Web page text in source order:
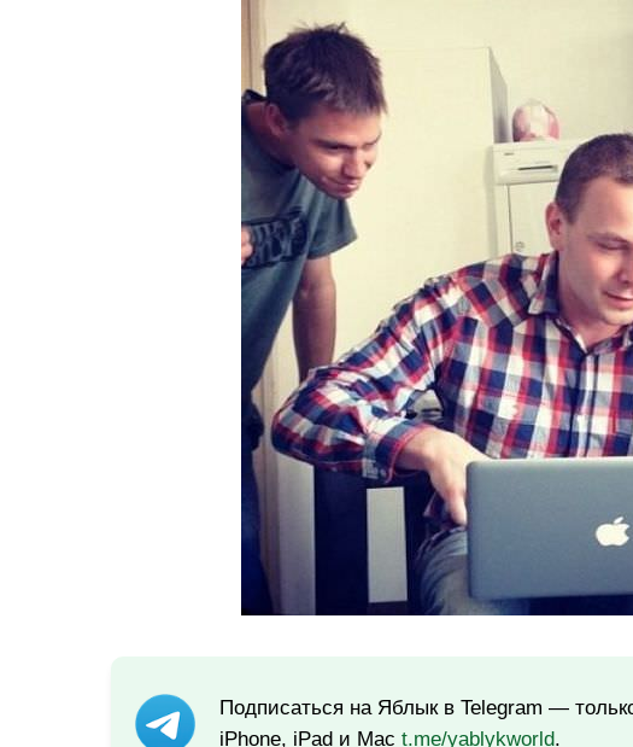
Подписаться на Яблык в Telegram —
iPhone, iPad и Mac t.me/yablykworld.